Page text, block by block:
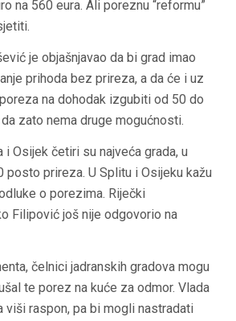
na 560 eura. Ali poreznu “reformu”
je objašnjavao da bi grad imao
prihoda bez prireza, a da će i uz
na dohodak izgubiti od 50 do
zato nema druge mogućnosti.
i Osijek četiri su najveća grada, u
posto prireza. U Splitu i Osijeku kažu
o porezima. Riječki
Filipović još nije odgovorio na
čelnici jadranskih gradova mogu
te porez na kuće za odmor. Vlada
viši raspon, pa bi mogli nastradati